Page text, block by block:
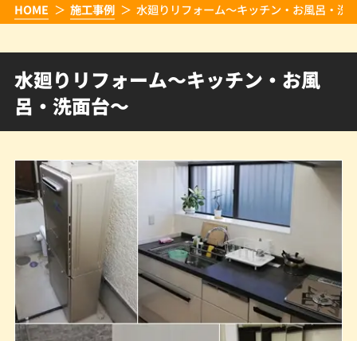
HOME 施工事例 水廻りリフォーム～キッチン・お風呂・洗
水廻りリフォーム～キッチン・お風
呂・洗面台～